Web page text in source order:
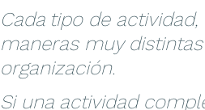
Cada tipo de
maneras muy
organización.
Si una actividad